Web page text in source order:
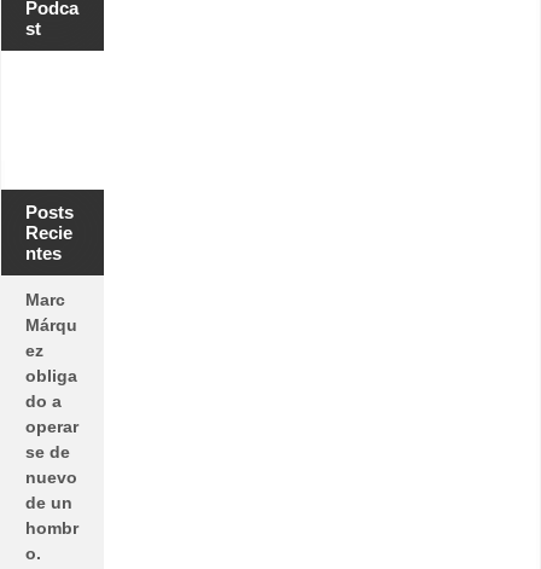
Podca
st
Posts
Recie
ntes
Marc
Márqu
ez
obliga
do a
operar
se de
nuevo
de un
hombr
o.